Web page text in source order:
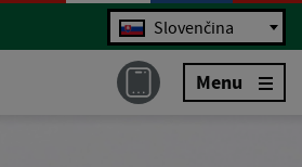
Jazyk Slovenčina
Menu